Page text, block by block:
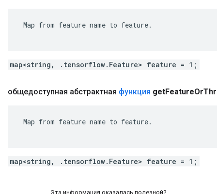
Map from feature name to feature.
map<string, .tensorflow.Feature> feature = 1;
общедоступная абстрактная функция getFeatureOr
Map from feature name to feature.
map<string, .tensorflow.Feature> feature = 1;
Эта информация оказалась полезной?